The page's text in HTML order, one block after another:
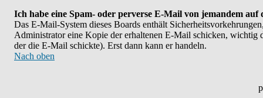
Ich habe eine Spam- oder perverse E-Mail von jemandem auf
Das E-Mail-System dieses Boards enthält
Administrator eine Kopie der erhaltenen E-Mail schicken, wichtig
der die E-Mail schickte). Erst dann kann er handeln.
Nach oben